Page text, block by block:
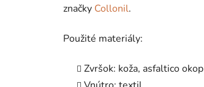
značky Collonil.
Použité materiály:
Zvršok: koža, asfaltico okop